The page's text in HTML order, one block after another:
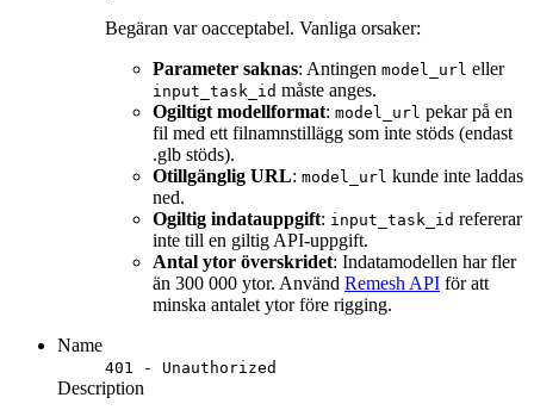
Begäran var oacceptabel. Vanliga orsaker:
Parameter saknas: Antingen model_url eller
input_task_id måste anges.
Ogiltigt modellformat: model_url pekar på en
fil med ett filnamnstillägg som inte stöds (endast
.glb stöds).
Otillgänglig URL: model_url kunde inte laddas
ned.
Ogiltig indatauppgift: input_task_id refererar
inte till en giltig API-uppgift.
Antal ytor överskridet: Indatamodellen har fler
än 300 000 ytor. Använd Remesh API för att
minska antalet ytor före rigging.
Name
401 - Unauthorized
Description